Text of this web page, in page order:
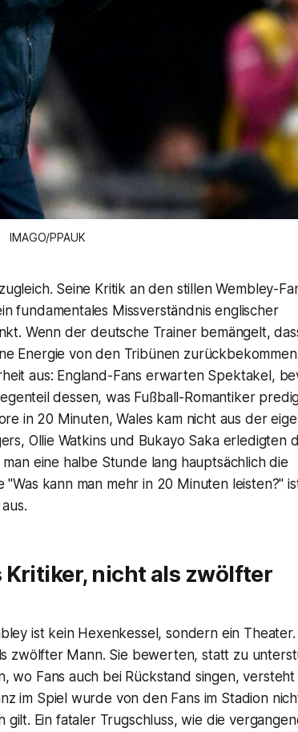
IMAGO/PPAUK
Seine Kritik an den stillen Wembley-
fundamentales Missverständnis englischer
Wenn der deutsche Trainer bemängelt,
Energie von den Tribünen zurückbekommen
aus: England-Fans erwarten Spektakel,
dessen, was Fußball-Romantiker
in 20 Minuten, Wales kam nicht aus der
Ollie Watkins und Bukayo Saka erledigten
eine halbe Stunde lang hauptsächlich die
"Was kann man mehr in 20 Minuten leisten?"
Kritiker, nicht als zwölfter
ist kein Hexenkessel, sondern ein Theater.
zwölfter Mann. Sie bewerten, statt zu
wo Fans auch bei Rückstand singen, versteht
im Spiel wurde von den Fans im Stadion
gilt. Ein fataler Trugschluss, wie die